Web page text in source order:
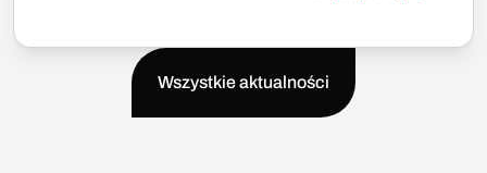
Wszystkie aktualności